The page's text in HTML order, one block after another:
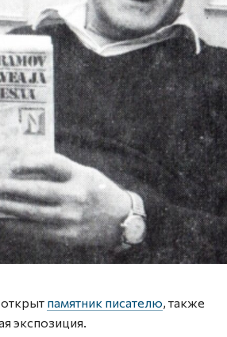
памятник писателю, также
экспозиция.